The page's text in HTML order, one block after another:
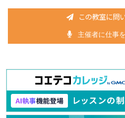
この教室に問
主催者に仕事